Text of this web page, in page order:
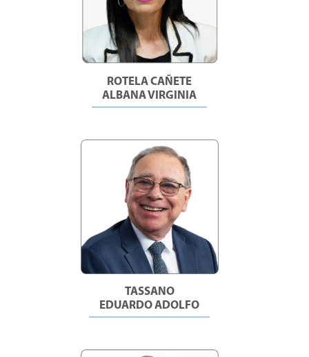
ROTELA CAÑETE
ALBANA VIRGINIA
TASSANO
EDUARDO ADOLFO